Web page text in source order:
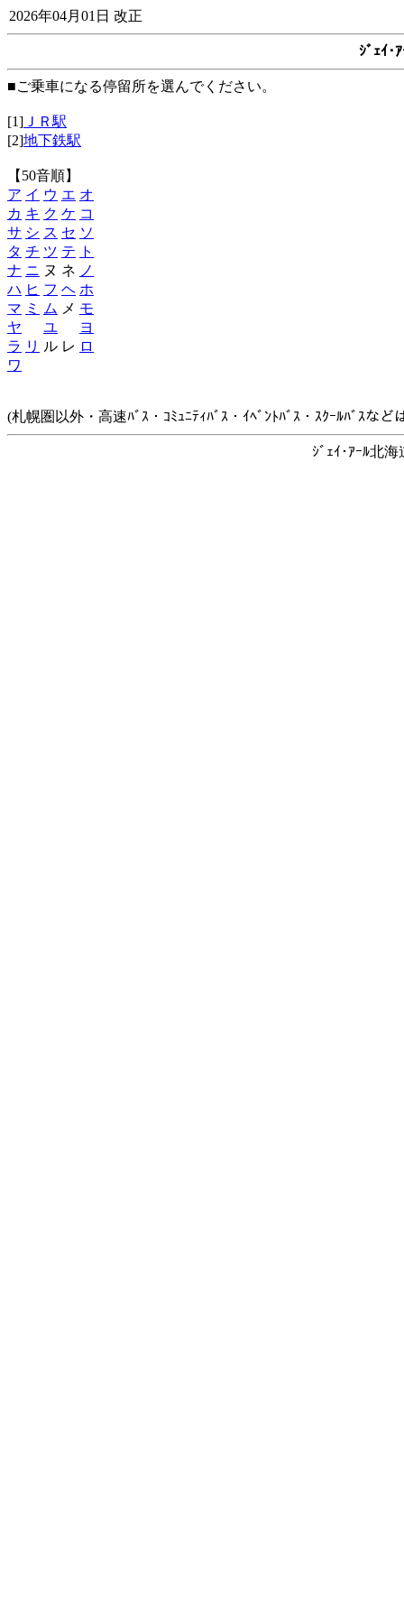
2026年04月01日 改正
ｼﾞｪｲ･
■ご乗車になる停留所を選んでください。
[1] ＪＲ駅
[2]地下鉄駅
【50音順】
ア イ ウ エ オ
カ キ ク ケ コ
サ シ ス セ ソ
タ チ ツ テ
ト
ナ ニ ヌ ネ ノ
ハ ヒ フ ヘ ホ
マ ミ ム メ モ
ヤ
ユ
ヨ
ラ リ ル レ ロ
ワ
(札幌圏以外・高速ﾊﾞｽ・ｺﾐｭﾆﾃｨﾊﾞｽ・ｲﾍﾞﾝﾄﾊﾞｽ・ｽｸｰﾙﾊﾞｽな
ｼﾞｪｲ･ｱｰﾙ北